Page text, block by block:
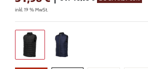
inkl. 19 % MwSt.